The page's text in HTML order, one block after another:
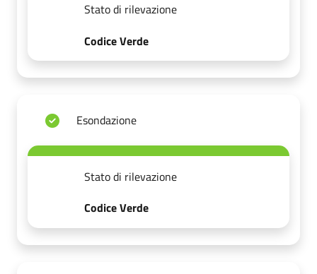
Stato di rilevazione
Codice Verde
Esondazione
Stato di rilevazione
Codice Verde